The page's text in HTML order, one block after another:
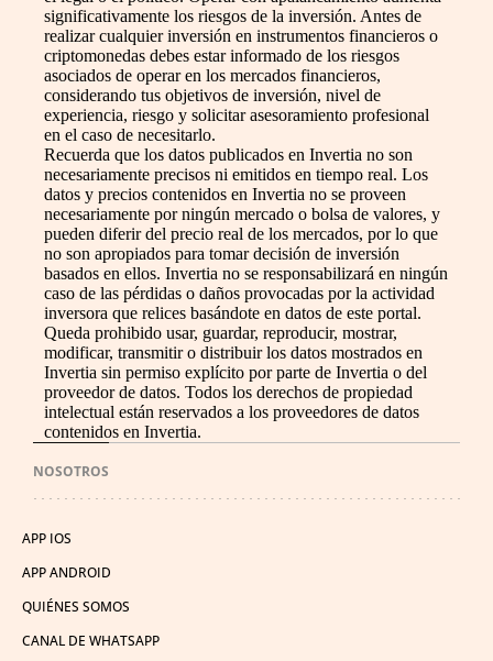
significativamente los riesgos de la inversión. Antes de
realizar cualquier inversión en instrumentos financieros o
criptomonedas debes estar informado de los riesgos
asociados de operar en los mercados financieros,
considerando tus objetivos de inversión, nivel de
experiencia, riesgo y solicitar asesoramiento profesional
en el caso de necesitarlo.
Recuerda que los datos publicados en Invertia no son
necesariamente precisos ni emitidos en tiempo real. Los
datos y precios contenidos en Invertia no se proveen
necesariamente por ningún mercado o bolsa de valores, y
pueden diferir del precio real de los mercados, por lo que
no son apropiados para tomar decisión de inversión
basados en ellos. Invertia no se responsabilizará en ningún
caso de las pérdidas o daños provocadas por la actividad
inversora que relices basándote en datos de este portal.
Queda prohibido usar, guardar, reproducir, mostrar,
modificar, transmitir o distribuir los datos mostrados en
Invertia sin permiso explícito por parte de Invertia o del
proveedor de datos. Todos los derechos de propiedad
intelectual están reservados a los proveedores de datos
contenidos en Invertia.
NOSOTROS
APP IOS
APP ANDROID
QUIÉNES SOMOS
CANAL DE WHATSAPP